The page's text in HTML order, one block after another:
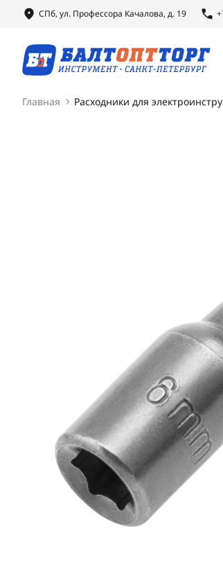
СПб, ул. Профессора Качалова, д. 19
Главная Расходники для